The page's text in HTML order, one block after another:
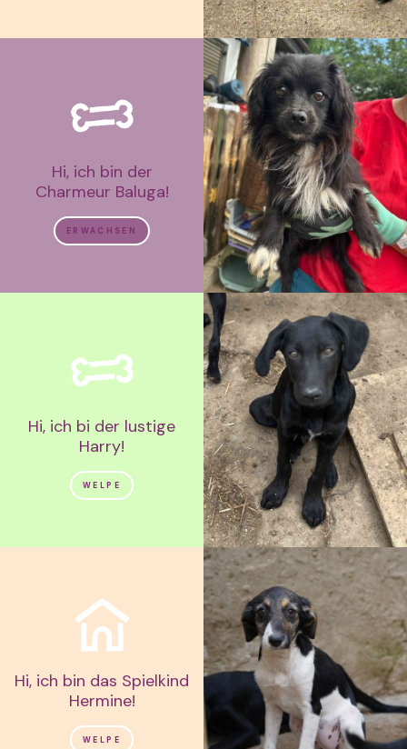
Hi, ich bin der
Charmeur Baluga!
ERWACHSEN
Hi, ich bi der lustige
Harry!
WELPE
Hi, ich bin das Spielkind
Hermine!
WELPE